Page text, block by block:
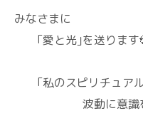
みなさまに
｢愛と光｣を送ります
｢私のスピリチュア
波動に意識を合